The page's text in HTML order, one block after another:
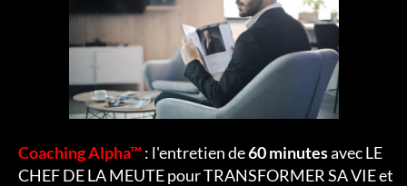
Coaching Alpha™: l'entretien de60 minutesavec LE
CHEF DE LA MEUTE pour TRANSFORMER SA VIE et